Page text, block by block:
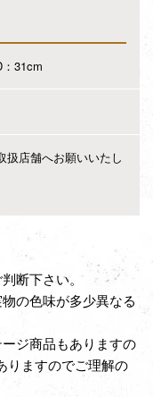
31cm
扱店舗へお願いいたし
断下さい。
の色味が多少異なる
ジ商品もありますの
りますのでご理解の